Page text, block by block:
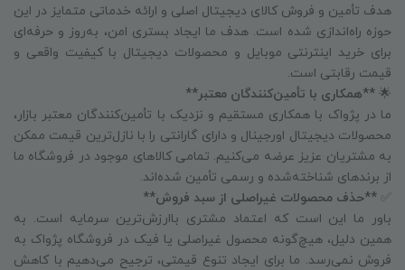
هدف تأمین و فروش کالای دیجیتال اصلی و ارائه خدماتی متمایز در این
حوزه راه‌اندازی شده است. هدف ما ایجاد بستری امن، به‌روز و حرفه‌ای
برای خرید اینترنتی موبایل و محصولات دیجیتال با کیفیت واقعی و
قیمت رقابتی است.
🌟 **همکاری با تأمین‌کنندگان معتبر**
ما در پژواک با همکاری مستقیم و نزدیک با تأمین‌کنندگان معتبر بازار،
محصولات دیجیتال اورجینال و دارای گارانتی را با نازل‌ترین قیمت ممکن
به مشتریان عزیز عرضه می‌کنیم. تمامی کالاهای موجود در فروشگاه ما
از برندهای شناخته‌شده و رسمی تأمین شده‌اند.
✅ **حذف محصولات غیراصلی از سبد فروش**
باور ما این است که اعتماد مشتری باارزش‌ترین سرمایه است. به
همین دلیل، هیچ‌گونه محصول غیراصلی یا فیک در فروشگاه پژواک به
فروش نمی‌رسد. ما برای ایجاد تنوع قیمتی، ترجیح می‌دهیم با کاهش